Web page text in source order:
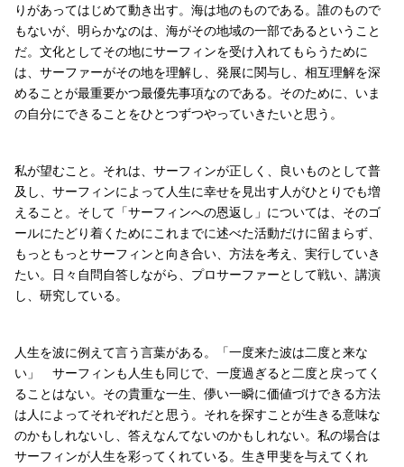
りがあってはじめて動き出す。海は地のものである。誰のもので
もないが、明らかなのは、海がその地域の一部であるということ
だ。文化としてその地にサーフィンを受け入れてもらうために
は、サーファーがその地を理解し、発展に関与し、相互理解を深
めることが最重要かつ最優先事項なのである。そのために、いま
の自分にできることをひとつずつやっていきたいと思う。
私が望むこと。それは、サーフィンが正しく、良いものとして普
及し、サーフィンによって人生に幸せを見出す人がひとりでも増
えること。そして「サーフィンへの恩返し」については、そのゴ
ールにたどり着くためにこれまでに述べた活動だけに留まらず、
もっともっとサーフィンと向き合い、方法を考え、実行していき
たい。日々自問自答しながら、プロサーファーとして戦い、講演
し、研究している。
人生を波に例えて言う言葉がある。「一度来た波は二度と来な
い」 サーフィンも人生も同じで、一度過ぎると二度と戻ってく
ることはない。その貴重な一生、儚い一瞬に価値づけできる方法
は人によってそれぞれだと思う。それを探すことが生きる意味な
のかもしれないし、答えなんてないのかもしれない。私の場合は
サーフィンが人生を彩ってくれている。生き甲斐を与えてくれ